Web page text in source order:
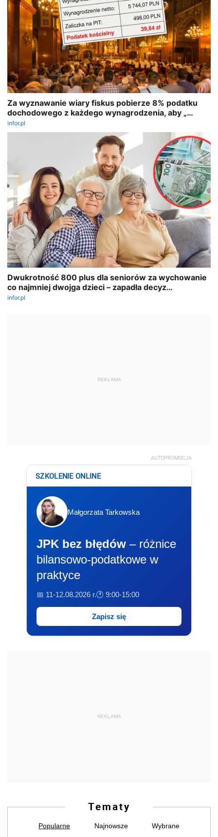
REKLAMA
AUTOPROMOCJA
SZKOLENIE ONLINE
Małgorzata Tarkowska
JPK bez błędów – różnice
bilansowo-podatkowe w
praktyce
📅 11-12.08.2026 r.🕐 9:00-15:00
Zapisz się
REKLAMA
Tematy
Popularne Najnowsze Wybrane